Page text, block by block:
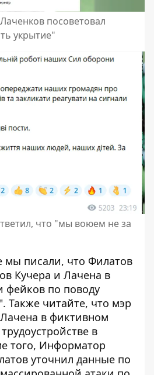
посоветовал
укрытие"
что "мы воюем не за
мы писали, что Филатов
Кучера и Лачена в
фейков по поводу
. Также читайте, что мэр
в фиктивном
в
того, Информатор
уточнил данные по